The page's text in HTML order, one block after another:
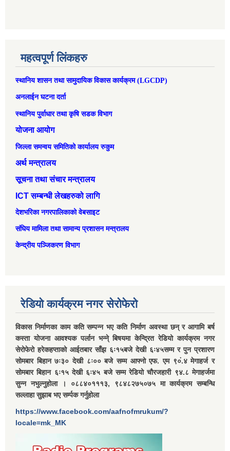
महत्वपूर्ण लिंकहरु
स्थानिय शासन तथा सामुदायिक विकास कार्यक्रम (LGCDP)
अनलाईन घटना दर्ता
स्थानिय पुर्वाधार तथा कृषि सडक विभाग
योजना आयोग
जिल्ला समन्वय समितिको कार्यालय रुकुम
अर्थ मन्त्रालय
सूचना तथा संचार मन्त्रालय
ICT सम्बन्धी लेखहरुको लागि
देशभरिका नगरपालिकाको वेबसाइट
संघिय मामिला तथा सामान्‍य प्रशासन मन्त्रालय
केन्द्रीय पञ्जिकरण विभाग
रेडियो कार्यक्रम नगर सेरोफेरो
विकास निर्माणका काम कति सम्पन्न भए कति निर्माण अवस्था छन् र आगामि बर्ष
कस्ता योजना आवश्यक पर्लान भन्ने् बिषयमा केन्द्रित रेडियो कार्यक्रम नगर
सेरोफेरो हरेकहप्ताको आईतबार साँझ ६ः१५बजे देखी ६ः४५सम्म र पुन प्रशारण
सोमबार बिहान ७ः३० देखी ८ः०० बजे सम्म आफ्नो एफ. एम ९०ं.४ मेगाहर्ज र
सोमबार बिहान ६ः१५ देखी ६ः४५ बजे सम्म रेडियो चौरजहारी ९४.८ मेगाहर्जमा
सुन्न नभुल्नुहोला । ०८८४०१११३, ९८४८२७५०७५ मा कार्यक्रम सम्बन्धि
सल्लाहा सुझाब भए सर्म्पक गर्नुहोला
https://www.facebook.com/aafnofmrukum/?
locale=mk_MK